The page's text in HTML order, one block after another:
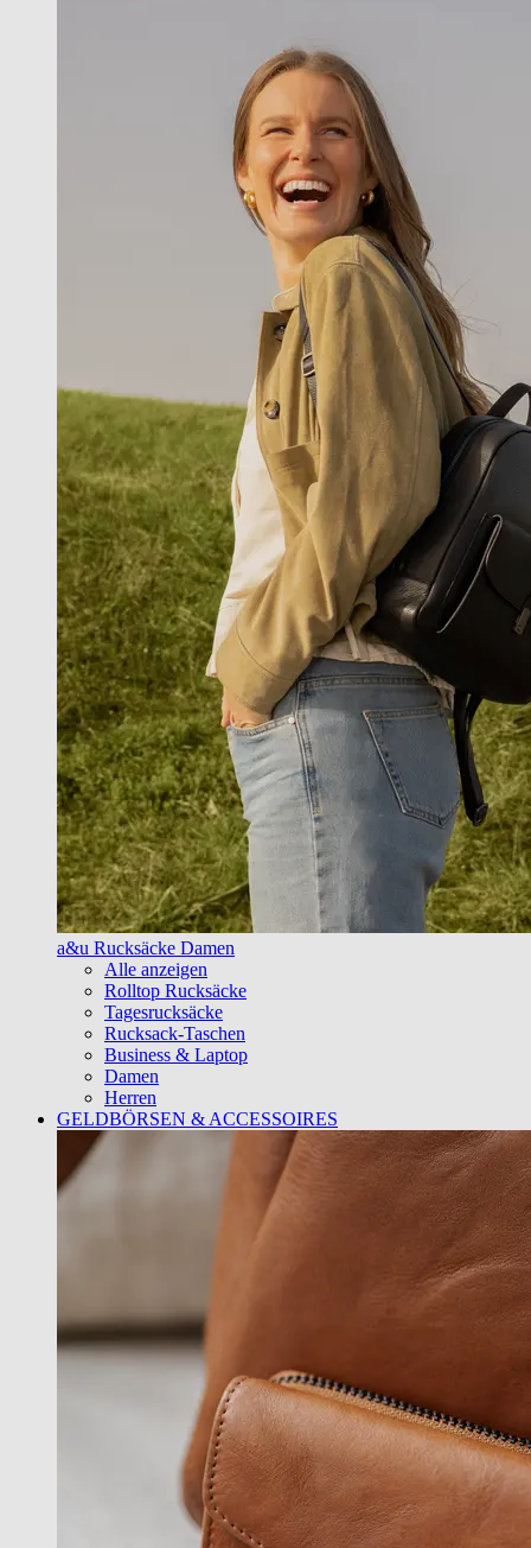
a&u Rucksäcke Damen
Alle anzeigen
Rolltop Rucksäcke
Tagesrucksäcke
Rucksack-Taschen
Business & Laptop
Damen
Herren
GELDBÖRSEN & ACCESSOIRES